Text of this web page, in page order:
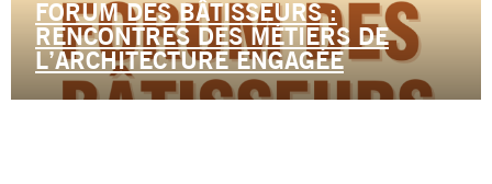
FORUM DES BÂTISSEURS :
RENCONTRES DES MÉTIERS DE
L’ARCHITECTURE ENGAGÉE